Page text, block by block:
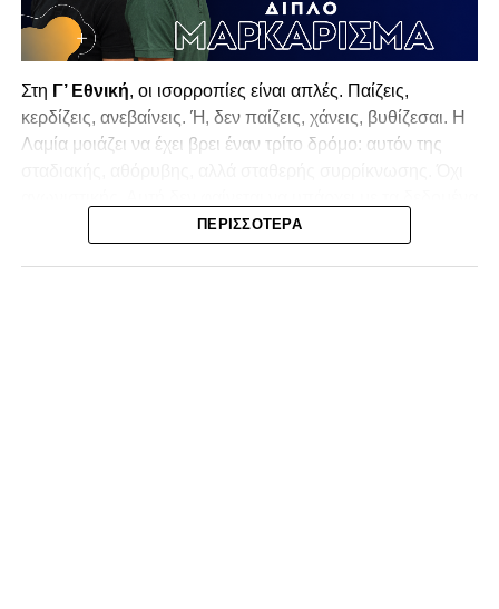
Στη Γ’ Εθνική, οι ισορροπίες είναι απλές. Παίζεις,
κερδίζεις, ανεβαίνεις. Ή, δεν παίζεις, χάνεις, βυθίζεσαι. Η
Λαμία μοιάζει να έχει βρει έναν τρίτο δρόμο: αυτόν της
της κατηγορίας. Της συρρίκνωσης της ίδιας της
ΠΕΡΙΣΣΌΤΕΡΑ